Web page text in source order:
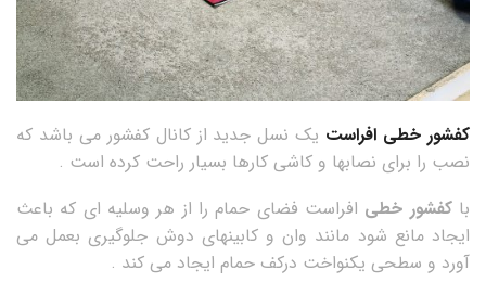
کفشور خطی افراست یک نسل جدید از کانال کفشور می باشد که
نصب را برای نصابها و کاشی کارها بسیار راحت کرده است .
باکفشور خطی افراست فضای حمام را از هر وسلیه ای که باعث
ایجاد مانع شود مانند وان و کابینهای دوش جلوگیری بعمل می
آورد و سطحی یکنواخت درکف حمام ایجاد می کند .